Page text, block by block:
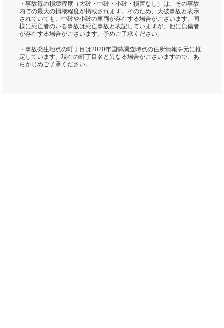
・事故毎の損壊程度（大破・中破・小破・損害なし）は、その事故
内での最大の損壊程度が掲載されます。そのため、大破事故と表示
されていても、中破や小破の車両が存在する場合がございます。同
様に死亡者のいる事故は死亡事故と表記していますが、他に負傷者
が存在する場合がございます。予めご了承ください。
・事故発生地点の町丁目は2020年国勢調査時点の住所情報を元に推
定しています。現在の町丁目名と異なる場合がございますので、あ
らかじめご了承ください。